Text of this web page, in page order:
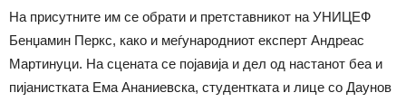
На присутните им се обрати и претставникот на УНИЦЕФ
Бенџамин Перкс, како и меѓународниот експерт Андреас
Мартинуци. На сцената се појавија и дел од настанот беа и
пијанистката Ема Ананиевска, студентката и лице со Даунов